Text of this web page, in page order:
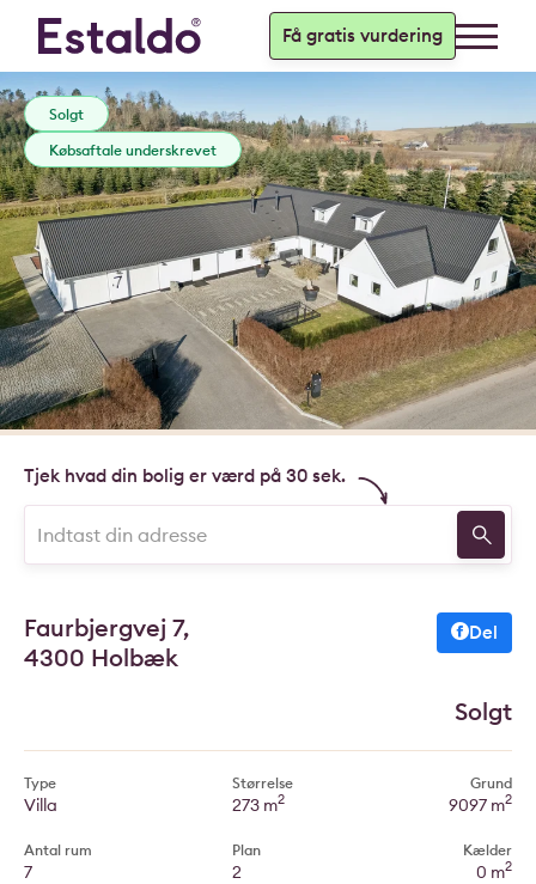
Få gratis vurdering
Solgt
Købsaftale underskrevet
Tjek hvad din bolig er værd på 30 sek.
Faurbjergvej 7,
4300 Holbæk
Del
Solgt
Type
Villa
Antal rum
7
Størrelse
273 m2
Plan
2
Grund
9097 m2
Kælder
0 m2